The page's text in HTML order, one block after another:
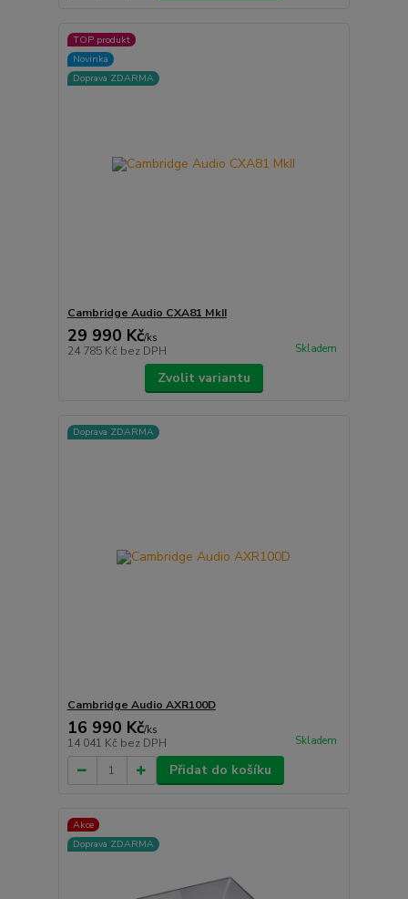
TOP produkt
Novinka
Doprava ZDARMA
Cambridge Audio CXA81 MkII
29 990 Kč/ks
24 785 Kč bez DPH Skladem
Zvolit variantu
Doprava ZDARMA
Cambridge Audio AXR100D
16 990 Kč/ks
14 041 Kč bez DPH Skladem
Přidat do košíku
Akce
Doprava ZDARMA